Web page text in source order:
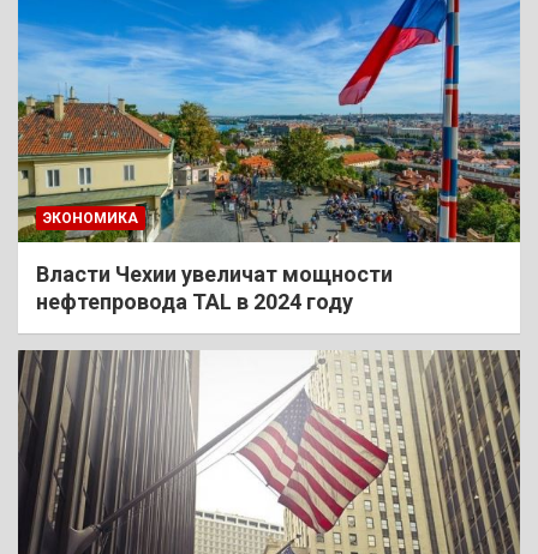
ЭКОНОМИКА
Власти Чехии увеличат мощности
нефтепровода TAL в 2024 году